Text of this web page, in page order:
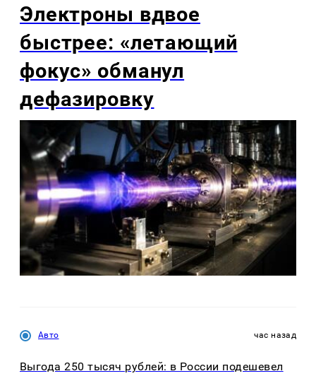
Электроны вдвое
быстрее: «летающий
фокус» обманул
дефазировку
Авто час назад
Выгода 250 тысяч рублей: в России подешевел